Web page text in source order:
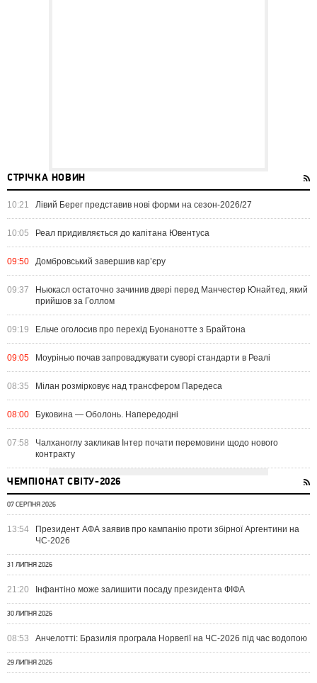
СТРІЧКА НОВИН
10:21 Лівий Берег представив нові форми на сезон-2026/27
10:05 Реал придивляється до капітана Ювентуса
09:50 Домбровський завершив кар’єру
09:37
Ньюкасл остаточно зачинив двері перед Манчестер Юнайтед, який
прийшов за Голлом
09:19 Ельче оголосив про перехід Буонанотте з Брайтона
09:05 Моурінью почав запроваджувати суворі стандарти в Реалі
08:35 Мілан розмірковує над трансфером Паредеса
08:00 Буковина — Оболонь. Напередодні
07:58
Чалханоглу закликав Інтер почати перемовини щодо нового
контракту
ЧЕМПІОНАТ СВІТУ-2026
07 СЕРПНЯ 2026
13:54
Президент АФА заявив про кампанію проти збірної Аргентини на
ЧС-2026
31 ЛИПНЯ 2026
21:20 Інфантіно може залишити посаду президента ФІФА
30 ЛИПНЯ 2026
08:53 Анчелотті: Бразилія програла Норвегії на ЧС-2026 під час водопою
29 ЛИПНЯ 2026